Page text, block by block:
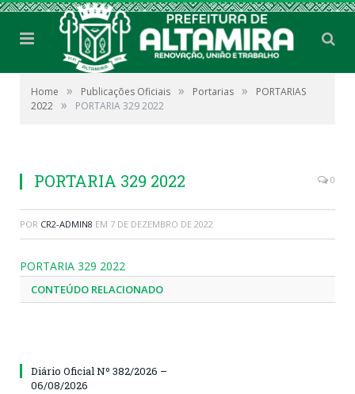
Home » Publicações Oficiais » Portarias »
PORTARIAS
2022 » PORTARIA 329 2022
PORTARIA 329 2022 0
POR CR2-ADMIN8 EM 7 DE DEZEMBRO DE 2022
PORTARIA 329 2022
CONTEÚDO RELACIONADO
Diário Oficial Nº 382/2026 –
06/08/2026